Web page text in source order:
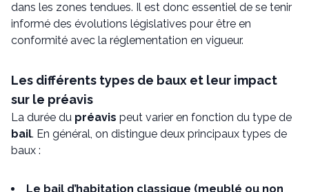
dans les zones tendues. Il est donc essentiel de se tenir
informé des évolutions législatives pour être en
conformité avec la réglementation en vigueur.
Les différents types de baux et leur impact
sur le préavis
La durée du préavis peut varier en fonction du type de
bail. En général, on distingue deux principaux types de
baux :
Le bail d’habitation classique (meublé ou non